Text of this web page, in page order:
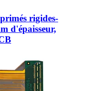
rigides-
d'épaisseur,